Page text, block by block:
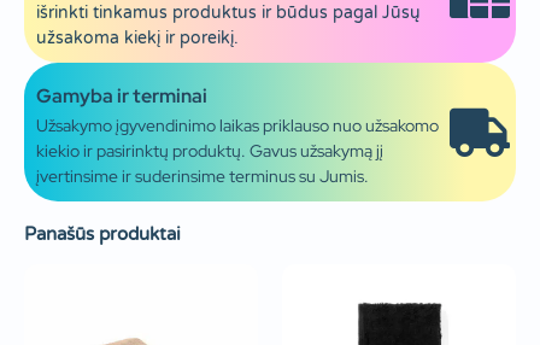
išrinkti tinkamus produktus ir būdus pagal Jūsų
užsakoma kiekį ir poreikį.
Gamyba ir terminai
Užsakymo įgyvendinimo laikas priklauso nuo užsakomo
kiekio ir pasirinktų produktų. Gavus užsakymą jį
įvertinsime ir suderinsime terminus su Jumis.
Panašūs produktai